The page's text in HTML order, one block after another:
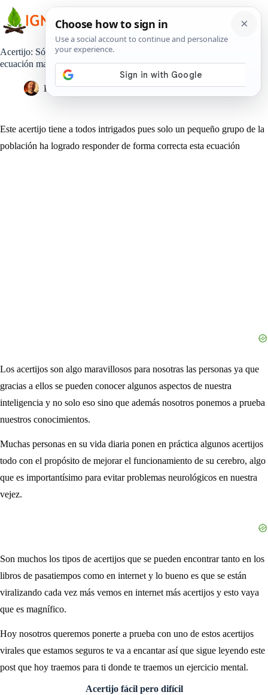
contenido
Acertijo: Sólo el 2% logra resolver correctamente esta sencilla
ecuación matemática [Solución]
Pedro Lisperguer 12 abril, 2019 Estilo de Vida
Este acertijo tiene a todos intrigados pues solo un pequeño grupo de la
población ha logrado responder de forma correcta esta ecuación
Los acertijos son algo maravillosos para nosotras las personas ya que
gracias a ellos se pueden conocer algunos aspectos de nuestra
inteligencia y no solo eso sino que además nosotros ponemos a prueba
nuestros conocimientos.
Muchas personas en su vida diaria ponen en práctica algunos acertijos
todo con el propósito de mejorar el funcionamiento de su cerebro, algo
que es importantísimo para evitar problemas neurológicos en nuestra
vejez.
Son muchos los tipos de acertijos que se pueden encontrar tanto en los
libros de pasatiempos como en internet y lo bueno es que se están
viralizando cada vez más vemos en internet más acertijos y esto vaya
que es magnífico.
Hoy nosotros queremos ponerte a prueba con uno de estos acertijos
virales que estamos seguros te va a encantar así que sigue leyendo este
post que hoy traemos para ti donde te traemos un ejercicio mental.
Acertijo fácil pero difícil